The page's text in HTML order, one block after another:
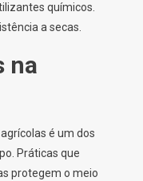
químicos.
a secas.
na
é um dos
Práticas que
protegem o meio